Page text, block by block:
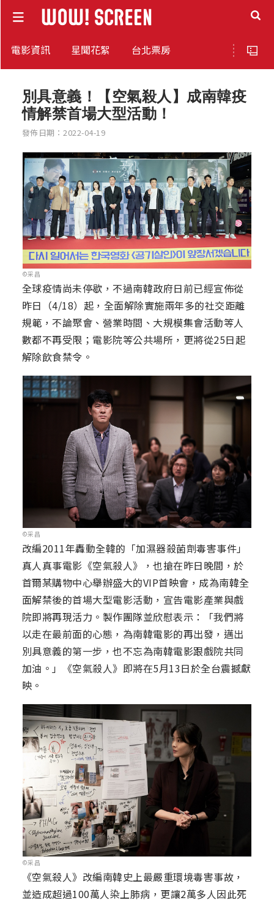
電影資訊 星聞花絮 台北票房
別具意義！【空氣殺人】成南韓疫
情解禁首場大型活動！
發佈日期：2022-04-19
©采昌
全球疫情尚未停歇，不過南韓政府日前已經宣佈從
昨日（4/18）起，全面解除實施兩年多的社交距離
規範，不論聚會、營業時間、大規模集會活動等人
數都不再受限；電影院等公共場所，更將從25日起
解除飲食禁令。
©采昌
改編2011年轟動全韓的「加濕器殺菌劑毒害事件」
真人真事電影《空氣殺人》，也搶在昨日晚間，於
首爾某購物中心舉辦盛大的VIP首映會，成為南韓全
面解禁後的首場大型電影活動，宣告電影產業與戲
院即將再現活力。製作團隊並欣慰表示：「我們將
以走在最前面的心態，為南韓電影的再出發，邁出
別具意義的第一步，也不忘為南韓電影跟戲院共同
加油。」《空氣殺人》即將在5月13日於全台震撼獻
映。
©采昌
《空氣殺人》改編南韓史上最嚴重環境毒害事故，
並造成超過100萬人染上肺病，更讓2萬多人因此死